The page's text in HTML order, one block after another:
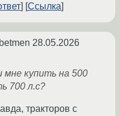
Ссылка
28.05.2026
мне купить на 500
700 л.с?
тракторов с